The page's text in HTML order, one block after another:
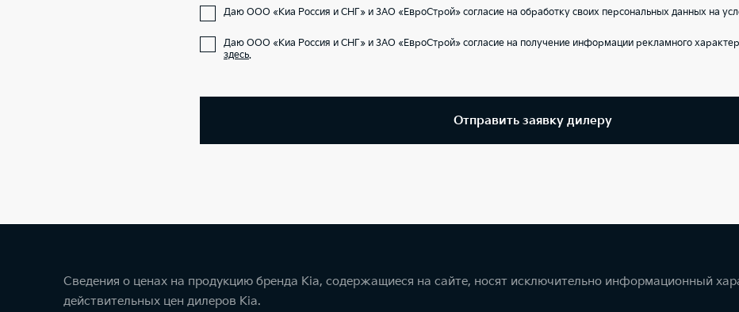
Даю ООО «Киа Россия и СНГ» и ЗАО «ЕвроСтрой» согласие на обработку своих персональных данных на
Даю ООО «Киа Россия и СНГ» и ЗАО «ЕвроСтрой» согласие на получение информации рекламного
здесь.
Отправить заявку дилеру
Сведения о ценах на продукцию бренда Kia, содержащиеся на сайте, носят исключительно информационный
действительных цен дилеров Kia.